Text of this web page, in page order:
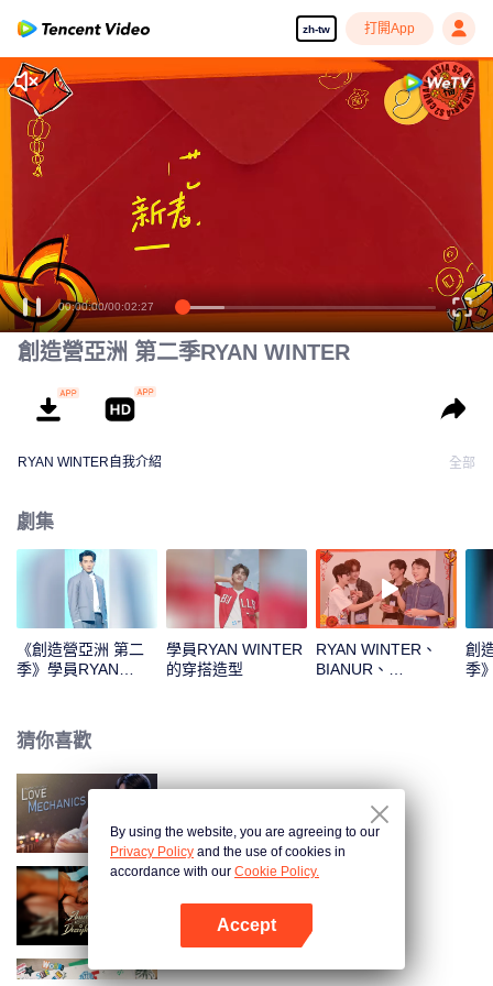
zh-tw 打開App
00:00:00/00:02:27
創造營亞洲 第二季RYAN WINTER
RYAN WINTER自我介紹 全部
劇集
《創造營亞洲 第二
季》學員RYAN
學員RYAN WINTER
的穿搭造型
RYAN WINTER、
BIANUR、
創
季
猜你喜歡
綁定失蹤嬌妻
By using the website, you are agreeing to our
Privacy Policy and the use of cookies in
accordance with our Cookie Policy.
Accept